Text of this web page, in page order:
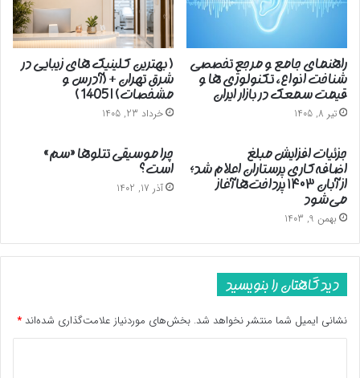
راهنمای جامع و مرجع تخصصی
شناخت انواع، تکنولوژی ها و
قیمت سمعک در بازار ایران
تیر 8, 1405
( بهترین کلینیک های زیبایی در
شرق تهران + (آدرس و
مشخصات) | 1405 )
خرداد 23, 1405
جزئیات افزایش مبلغ
اضافه‌کاری پرستاران اعلام شد؛
از آبان ۱۴۰۳ پرداخت‌ها آغاز
می‌شود
بهمن 9, 1403
چرا موسیقی تتلوها «سم»
است؟
آذر 17, 1402
دیدگاهتان را بنویسید
نشانی ایمیل شما منتشر نخواهد شد. بخش‌های موردنیاز علامت‌گذاری شده‌اند *